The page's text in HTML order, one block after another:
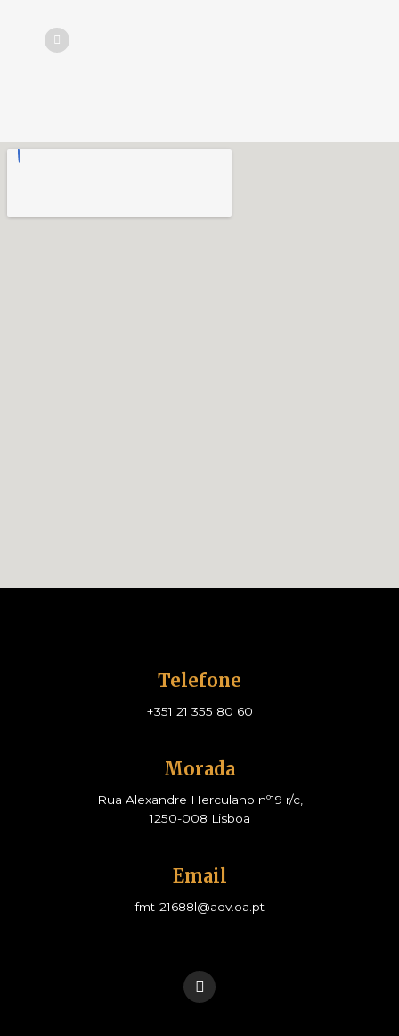
Telefone
+351 21 355 80 60
Morada​
Rua Alexandre Herculano nº19 r/c,
1250-008 Lisboa
Email
fmt-21688l@adv.oa.pt